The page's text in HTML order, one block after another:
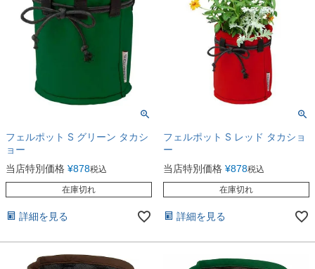
フェルポット S グリーン タカシ
ョー
当店特別価格 ¥878税込
在庫切れ
詳細を見る
フェルポット S レッド タカショ
ー
当店特別価格 ¥878税込
在庫切れ
詳細を見る